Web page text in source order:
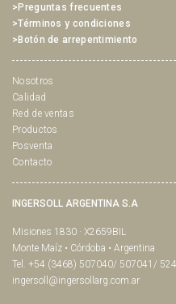
>Preguntas frecuentes
>Términos y condiciones
>Botón de arrepentimiento
Nosotros
Calidad
Red de ventas
Productos
Posventa
Contacto
INGERSOLL ARGENTINA S.A
Misiones 1830 · X2659BIL
Monte Maíz • Córdoba • Argentina
Tel. +54 (3468) 507040/ 507041/
ingersoll@ingersollarg.com.ar